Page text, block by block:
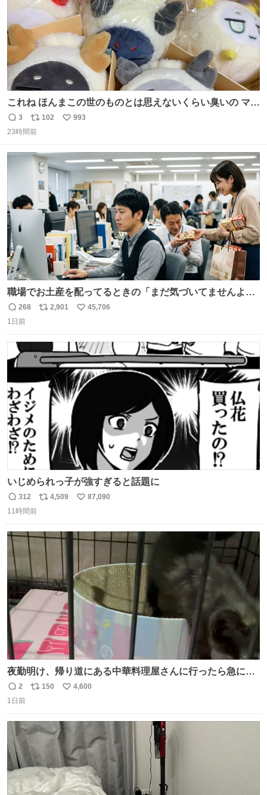
これね ほんまこの世のものとは思えないくらい臭いの マジ
で、死ぬほど、臭い 中に入ってる謎スクイーズのせいなん
だけど
返
信
3
リ
ポ
ト
102
い
数
993
23時間前
職場でお土産を配ってるときの「まだ気づいてませんよ」
的な演技が毎回シンドい。
返
信
268
リ
ト
数
2,901
い
数
45,706
1日前
いじめられっ子が強すぎると話題に
返
信
312
リ
ト
数
4,509
い
数
87,090
11時間前
夜勤明け、帰り道にある中華料理屋さんに行ったら急に
「トイレニネコチャンイルヨ！ドウブツスキデショ！」と
言われ(好きだけどさ……)とトイレ行ったらまじで可愛い
ね〜〜〜！
返
信
2
リ
ト
150
い
4,600
1日前